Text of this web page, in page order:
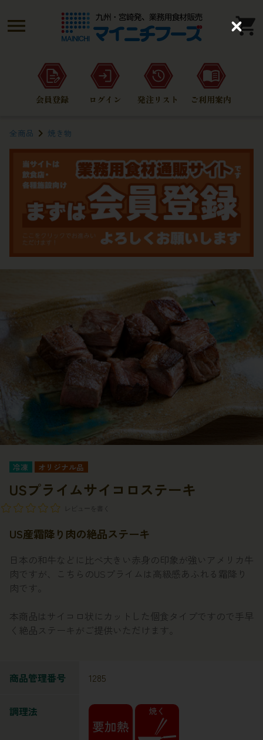
会員登録 ログイン 発注リスト ご利用案内
全商品 焼き物
冷凍 オリジナル品
USプライムサイコロステーキ
レビューを書く
US産霜降り肉の絶品ステーキ
日本の和牛などに比べ大きい赤身の印象が強いアメリカ牛
肉ですが、こちらのUSプライムは高級感あふれる霜降り
肉です。
本商品はサイコロ状にカットした個食タイプですので手早
く絶品ステーキがご提供いただけます。
商品管理番号 1285
調理法
C